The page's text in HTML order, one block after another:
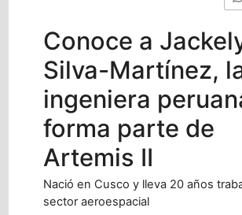
Conoce a
Silva-Martínez,
ingeniera
forma parte de
Artemis II
Nació en Cusco y lleva 20 años
sector aeroespacial